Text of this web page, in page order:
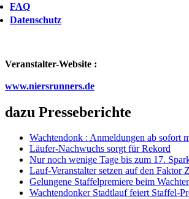
FAQ
Datenschutz
Veranstalter-Website :
www.niersrunners.de
dazu Presseberichte
Wachtendonk : Anmeldungen ab sofort
Läufer-Nachwuchs sorgt für Rekord
Nur noch wenige Tage bis zum 17.
Lauf-Veranstalter setzen auf den Faktor
Gelungene Staffelpremiere beim
Wachtendonker Stadtlauf feiert Staffel-